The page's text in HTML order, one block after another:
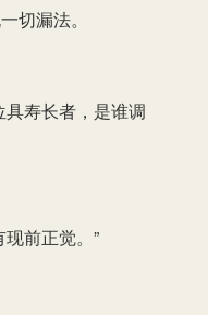
切漏法。
具寿长者，是谁调
前正觉。”